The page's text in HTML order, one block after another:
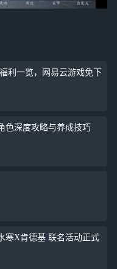
利一览，网易云游戏免下
色深度攻略与养成技巧
寒X肯德基 联名活动正式